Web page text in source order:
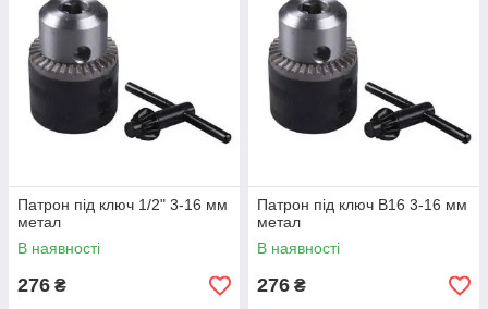
Патрон під ключ 1/2" 3-16 мм
метал
В наявності
276 ₴
Патрон під ключ B16 3-16 мм
метал
В наявності
276 ₴